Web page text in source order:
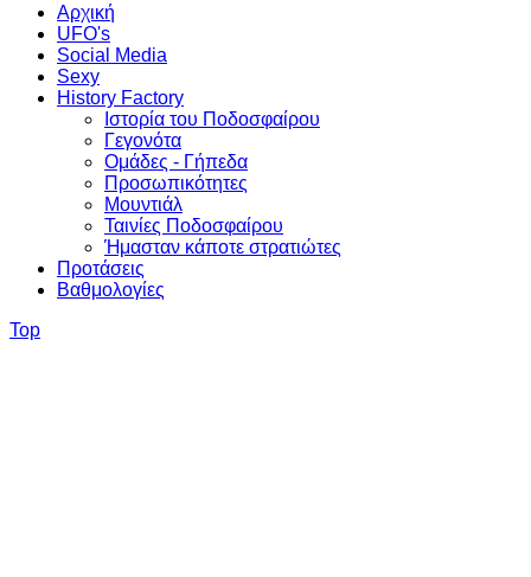
Αρχική
UFO's
Social Media
Sexy
History Factory
Ιστορία του Ποδοσφαίρου
Γεγονότα
Ομάδες - Γήπεδα
Προσωπικότητες
Μουντιάλ
Ταινίες Ποδοσφαίρου
Ήμασταν κάποτε στρατιώτες
Προτάσεις
Βαθμολογίες
Top